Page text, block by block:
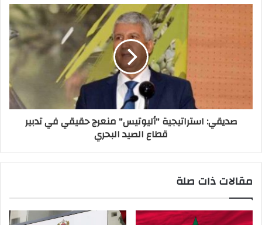
صديقي: استراتيجية "أليوتيس" منعرج حقيقي في تدبير
قطاع الصيد البحري
مقالات ذات صلة